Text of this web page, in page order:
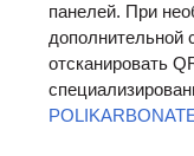
панелей. При
дополнительной
отсканировать